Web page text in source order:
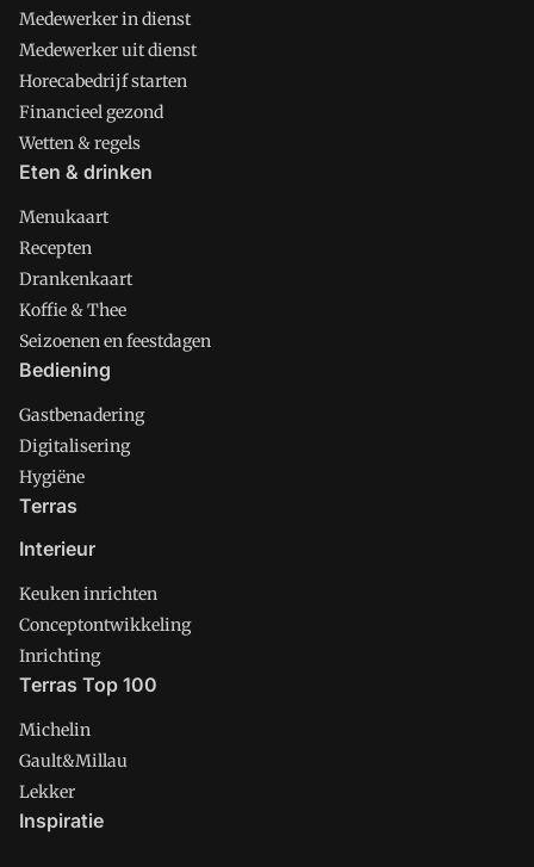
Medewerker in dienst
Medewerker uit dienst
Horecabedrijf starten
Financieel gezond
Wetten & regels
Eten & drinken
Menukaart
Recepten
Drankenkaart
Koffie & Thee
Seizoenen en feestdagen
Bediening
Gastbenadering
Digitalisering
Hygiëne
Terras
Interieur
Keuken inrichten
Conceptontwikkeling
Inrichting
Terras Top 100
Michelin
Gault&Millau
Lekker
Inspiratie